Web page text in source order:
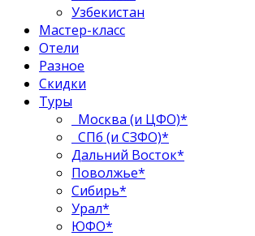
Узбекистан
Мастер-класс
Отели
Разное
Скидки
Туры
Москва (и ЦФО)*
СПб (и СЗФО)*
Дальний Восток*
Поволжье*
Сибирь*
Урал*
ЮФО*